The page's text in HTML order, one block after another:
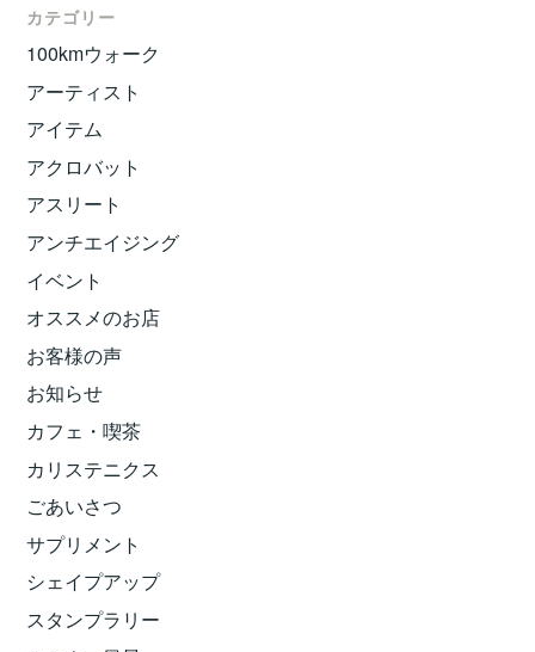
カテゴリー
100kmウォーク
アーティスト
アイテム
アクロバット
アスリート
アンチエイジング
イベント
オススメのお店
お客様の声
お知らせ
カフェ・喫茶
カリステニクス
ごあいさつ
サプリメント
シェイプアップ
スタンプラリー